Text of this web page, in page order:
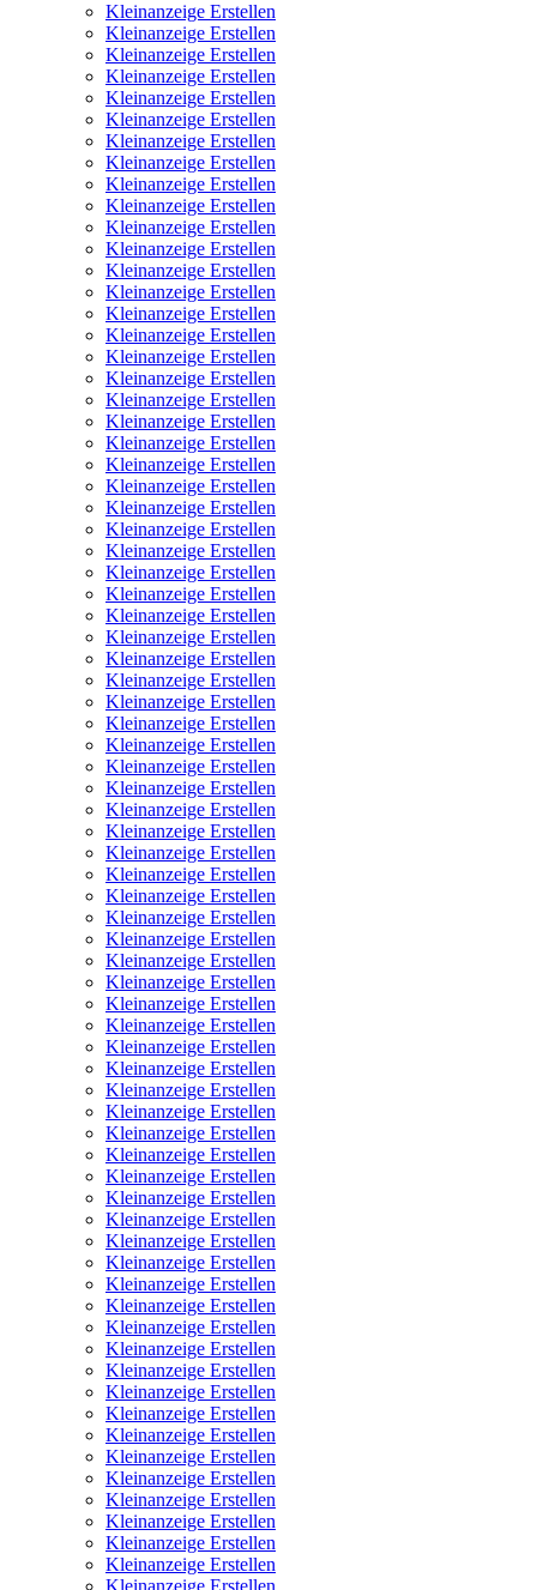
Kleinanzeige Erstellen
Kleinanzeige Erstellen
Kleinanzeige Erstellen
Kleinanzeige Erstellen
Kleinanzeige Erstellen
Kleinanzeige Erstellen
Kleinanzeige Erstellen
Kleinanzeige Erstellen
Kleinanzeige Erstellen
Kleinanzeige Erstellen
Kleinanzeige Erstellen
Kleinanzeige Erstellen
Kleinanzeige Erstellen
Kleinanzeige Erstellen
Kleinanzeige Erstellen
Kleinanzeige Erstellen
Kleinanzeige Erstellen
Kleinanzeige Erstellen
Kleinanzeige Erstellen
Kleinanzeige Erstellen
Kleinanzeige Erstellen
Kleinanzeige Erstellen
Kleinanzeige Erstellen
Kleinanzeige Erstellen
Kleinanzeige Erstellen
Kleinanzeige Erstellen
Kleinanzeige Erstellen
Kleinanzeige Erstellen
Kleinanzeige Erstellen
Kleinanzeige Erstellen
Kleinanzeige Erstellen
Kleinanzeige Erstellen
Kleinanzeige Erstellen
Kleinanzeige Erstellen
Kleinanzeige Erstellen
Kleinanzeige Erstellen
Kleinanzeige Erstellen
Kleinanzeige Erstellen
Kleinanzeige Erstellen
Kleinanzeige Erstellen
Kleinanzeige Erstellen
Kleinanzeige Erstellen
Kleinanzeige Erstellen
Kleinanzeige Erstellen
Kleinanzeige Erstellen
Kleinanzeige Erstellen
Kleinanzeige Erstellen
Kleinanzeige Erstellen
Kleinanzeige Erstellen
Kleinanzeige Erstellen
Kleinanzeige Erstellen
Kleinanzeige Erstellen
Kleinanzeige Erstellen
Kleinanzeige Erstellen
Kleinanzeige Erstellen
Kleinanzeige Erstellen
Kleinanzeige Erstellen
Kleinanzeige Erstellen
Kleinanzeige Erstellen
Kleinanzeige Erstellen
Kleinanzeige Erstellen
Kleinanzeige Erstellen
Kleinanzeige Erstellen
Kleinanzeige Erstellen
Kleinanzeige Erstellen
Kleinanzeige Erstellen
Kleinanzeige Erstellen
Kleinanzeige Erstellen
Kleinanzeige Erstellen
Kleinanzeige Erstellen
Kleinanzeige Erstellen
Kleinanzeige Erstellen
Kleinanzeige Erstellen
Kleinanzeige Erstellen